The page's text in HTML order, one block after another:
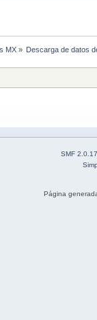
MX» Descarga de datos
SMF 2.0.17
Página